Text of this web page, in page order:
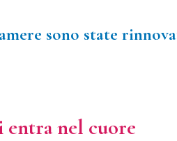
sono state
entra nel cuore